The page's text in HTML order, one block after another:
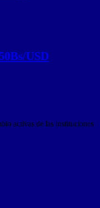
USD
activas de las instituciones